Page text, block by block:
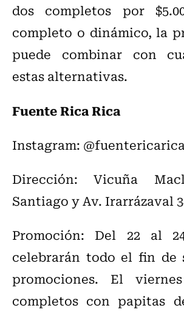
dos completos por
completo o dinámico, la
puede combinar con
estas alternativas.
Fuente Rica Rica
Instagram:
Dirección: Vicuña
Santiago y Av. Irarrázaval
Promoción: Del 22 al
celebrarán todo el fin de
promociones. El
completos con papitas